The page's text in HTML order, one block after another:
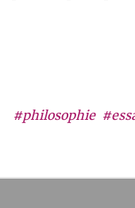
#philosophie